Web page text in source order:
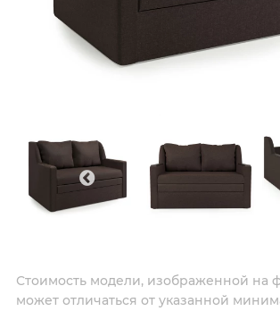
Стоимость модели, изображенной на
может отличаться от указанной